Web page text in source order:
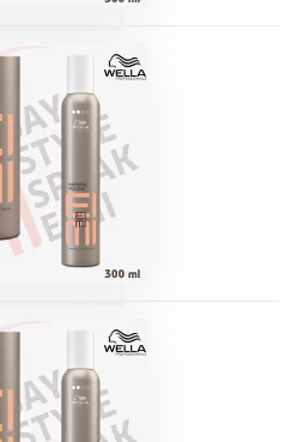
VOLUME
300ML
Produits
VOLUME
500ML